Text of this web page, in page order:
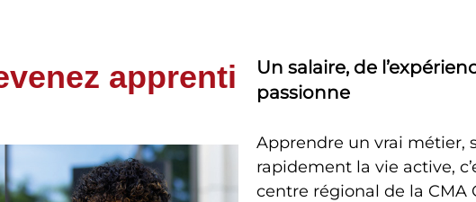
apprenti
Un salaire, de
passionne
Apprendre un vrai métier,
rapidement la vie active,
centre régional de la CMA